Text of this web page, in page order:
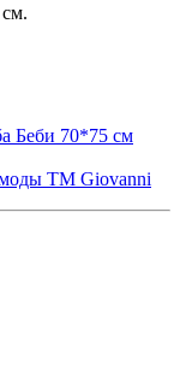
Беби 70*75 см
TM Giovanni